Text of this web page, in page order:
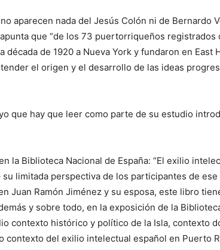
aparecen nada del Jesús Colón ni de Bernardo
que “de los 73 puertorriqueños
de 1920 a Nueva York y fundaron en East
el origen y el desarrollo de las ideas
que hay que leer como parte de su estudio
la Biblioteca Nacional de España: “El exilio
limitada perspectiva de los participantes de
Juan Ramón Jiménez y su esposa, este libro
y sobre todo, en la exposición de la
contexto histórico y político de la Isla, contexto
del exilio intelectual español en Puerto